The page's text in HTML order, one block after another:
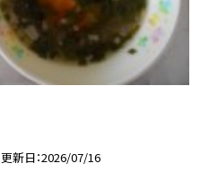
更新日 2026/07/16